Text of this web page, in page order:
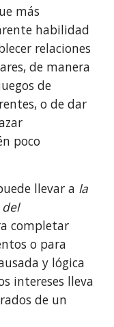
más
habilidad
relaciones
de manera
de
o de dar
poco
llevar a la
completar
o para
y lógica
intereses lleva
de un